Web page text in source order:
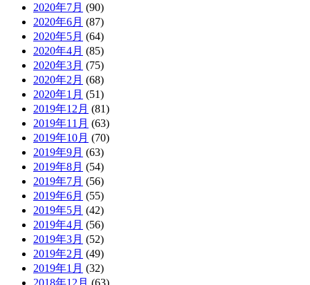
2020年7月 (90)
2020年6月 (87)
2020年5月 (64)
2020年4月 (85)
2020年3月 (75)
2020年2月 (68)
2020年1月 (51)
2019年12月 (81)
2019年11月 (63)
2019年10月 (70)
2019年9月 (63)
2019年8月 (54)
2019年7月 (56)
2019年6月 (55)
2019年5月 (42)
2019年4月 (56)
2019年3月 (52)
2019年2月 (49)
2019年1月 (32)